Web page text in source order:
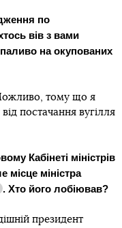
по
вів з вами
на окупованих
тому що я
постачання вугілля
Кабінеті міністрів
міністра
. Хто його лобіював?
президент